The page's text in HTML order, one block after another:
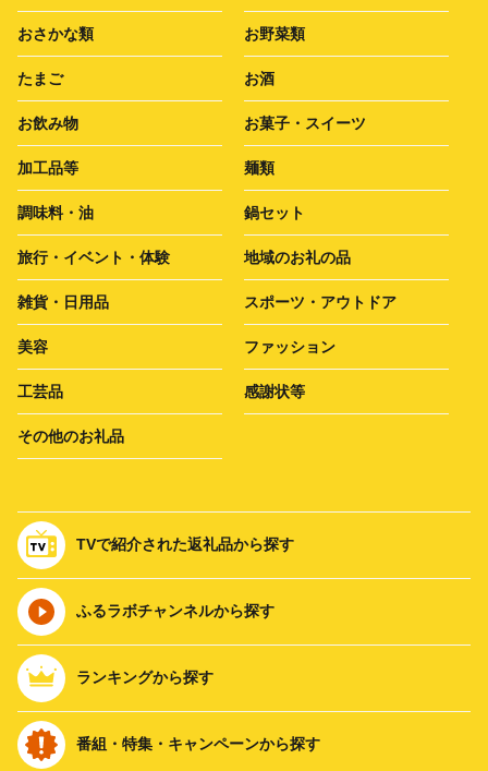
おさかな類 お野菜類
たまご お酒
お飲み物 お菓子・スイーツ
加工品等 麺類
調味料・油 鍋セット
旅行・イベント・体験 地域のお礼の品
雑貨・日用品 スポーツ・アウトドア
美容 ファッション
工芸品 感謝状等
その他のお礼品
TVで紹介された返礼品から探す
ふるラボチャンネルから探す
ランキングから探す
番組・特集・キャンペーンから探す